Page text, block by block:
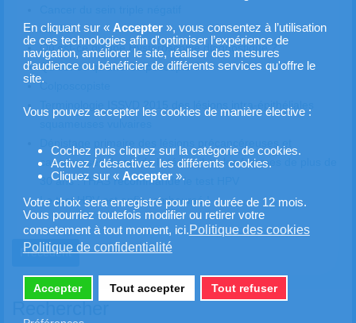
En cliquant sur « Accepter», vous consentez à l’utilisation
de ces technologies afin d'optimiser l’expérience de
navigation, améliorer le site, réaliser des mesures
d’audience ou bénéficier de différents services qu'offre le
site.
Vous pouvez accepter les cookies de manière élective :
Cochez puis cliquez sur la catégorie de cookies.
Activez / désactivez les différents cookies.
Cliquez sur « Accepter».
Votre choix sera enregistré pour une durée de 12 mois.
Vous pourriez toutefois modifier ou retirer votre
consetement à tout moment, ici.Politique des cookies
Politique de confidentialité
Accepter Tout accepter Tout refuser
Accès
Qu'est-ce qu'une Hystéroscopie diagnostique ?
Qu'est-ce qu'une Colposcopie ?
Colposcopiste
Terminologie ISSVD 2015 des lésions intra-épithéliales
cancéreuses du col de l’utérus chez les femmes de plus de
30 ans : l'HAS recommande le test HPV
Le test HPV est enfin remboursé !
Article précédent : Qu'est ce qu'une conisation du col utérin ?
Précédent
Rechercher